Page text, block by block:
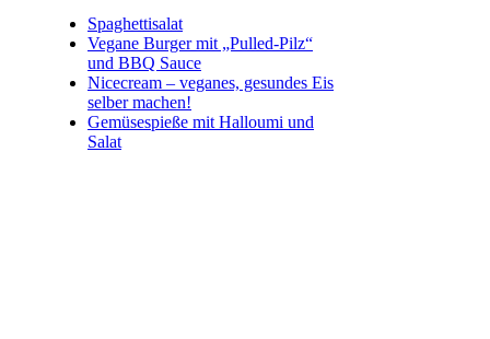
Spaghettisalat
Vegane Burger mit „Pulled-Pilz“
und BBQ Sauce
Nicecream – veganes, gesundes Eis
selber machen!
Gemüsespieße mit Halloumi und
Salat